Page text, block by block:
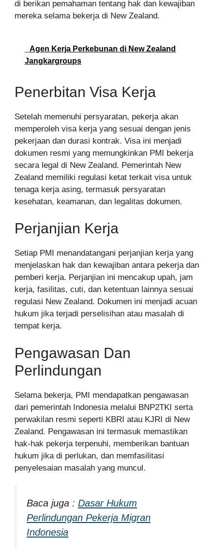
di berikan pemahaman tentang hak dan kewajiban
mereka selama bekerja di New Zealand.
Agen Kerja Perkebunan di New Zealand
Jangkargroups
Penerbitan Visa Kerja
Setelah memenuhi persyaratan, pekerja akan
memperoleh visa kerja yang sesuai dengan jenis
pekerjaan dan durasi kontrak. Visa ini menjadi
dokumen resmi yang memungkinkan PMI bekerja
secara legal di New Zealand. Pemerintah New
Zealand memiliki regulasi ketat terkait visa untuk
tenaga kerja asing, termasuk persyaratan
kesehatan, keamanan, dan legalitas dokumen.
Perjanjian Kerja
Setiap PMI menandatangani perjanjian kerja yang
menjelaskan hak dan kewajiban antara pekerja dan
pemberi kerja. Perjanjian ini mencakup upah, jam
kerja, fasilitas, cuti, dan ketentuan lainnya sesuai
regulasi New Zealand. Dokumen ini menjadi acuan
hukum jika terjadi perselisihan atau masalah di
tempat kerja.
Pengawasan Dan
Perlindungan
Selama bekerja, PMI mendapatkan pengawasan
dari pemerintah Indonesia melalui BNP2TKI serta
perwakilan resmi seperti KBRI atau KJRI di New
Zealand. Pengawasan ini termasuk memastikan
hak-hak pekerja terpenuhi, memberikan bantuan
hukum jika di perlukan, dan memfasilitasi
penyelesaian masalah yang muncul.
Baca juga : Dasar Hukum
Perlindungan Pekerja Migran
Indonesia